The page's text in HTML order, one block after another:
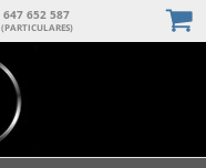
647 652 587
(PARTICULARES)